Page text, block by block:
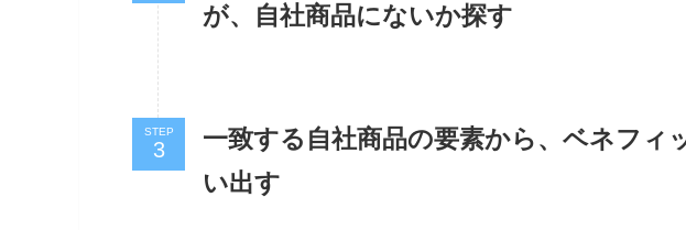
が、自社商品にないか探す
STEP
一致する自社商品の要素から、ベネフィ
い出す